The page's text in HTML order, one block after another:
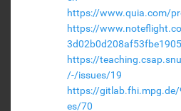
https://www.quia.com/
https://
https://
/-/issues/19
https://
es/70